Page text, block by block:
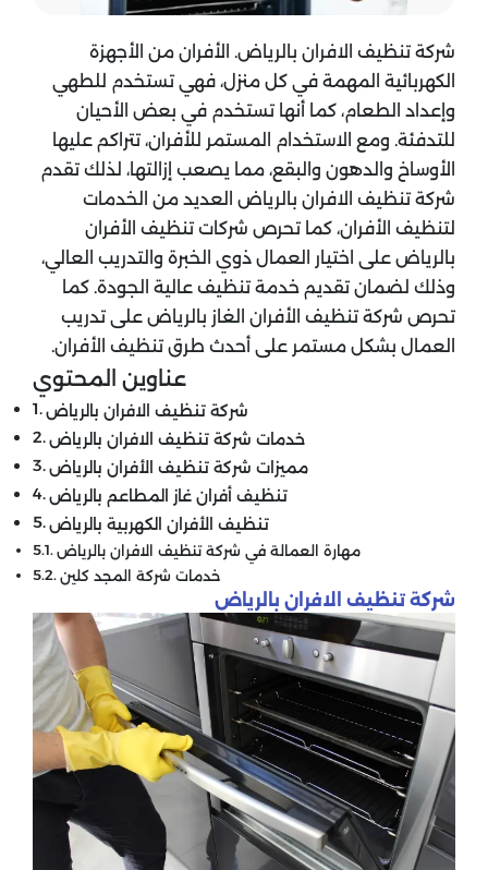
شركة تنظيف الافران بالرياض. الأفران من الأجهزة
الكهربائية المهمة في كل منزل، فهي تستخدم للطهي
وإعداد الطعام، كما أنها تستخدم في بعض الأحيان
للتدفئة. ومع الاستخدام المستمر للأفران، تتراكم عليها
الأوساخ والدهون والبقع، مما يصعب إزالتها، لذلك تقدم
شركة تنظيف الافران بالرياض العديد من الخدمات
لتنظيف الأفران، كما تحرص شركات تنظيف الأفران
بالرياض على اختيار العمال ذوي الخبرة والتدريب العالي،
وذلك لضمان تقديم خدمة تنظيف عالية الجودة. كما
تحرص شركة تنظيف الأفران الغاز بالرياض على تدريب
العمال بشكل مستمر على أحدث طرق تنظيف الأفران.
عناوين المحتوي
شركة تنظيف الافران بالرياض
خدمات شركة تنظيف الافران بالرياض
مميزات شركة تنظيف الأفران بالرياض
تنظيف أفران غاز المطاعم بالرياض
تنظيف الأفران الكهربية بالرياض
مهارة العمالة في شركة تنظيف الافران بالرياض
خدمات شركة المجد كلين
شركة تنظيف الافران بالرياض